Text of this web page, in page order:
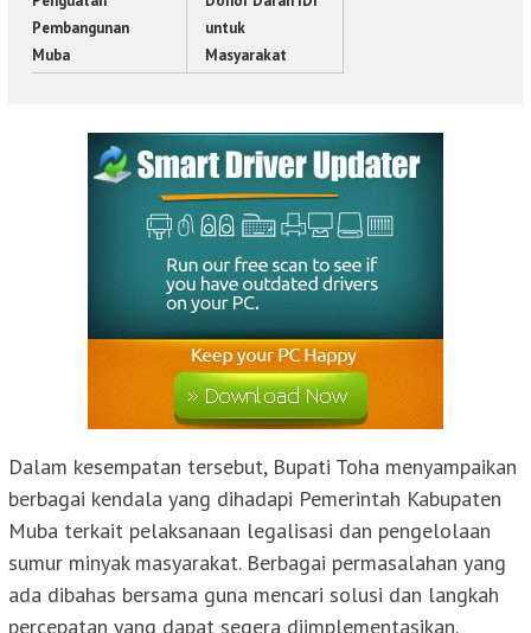
Pembangunan
Muba
untuk
Masyarakat
Dalam kesempatan tersebut, Bupati Toha menyampaikan
berbagai kendala yang dihadapi Pemerintah Kabupaten
Muba terkait pelaksanaan legalisasi dan pengelolaan
sumur minyak masyarakat. Berbagai permasalahan yang
ada dibahas bersama guna mencari solusi dan langkah
percepatan yang dapat segera diimplementasikan.